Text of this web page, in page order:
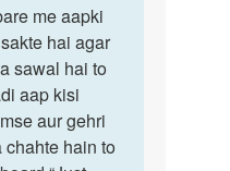
me aapki
hai agar
sawal hai to
aap kisi
aur gehri
hain to